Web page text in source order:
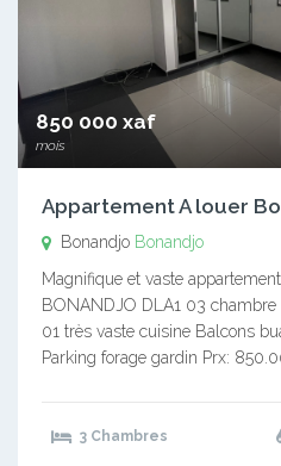
850 000 xaf
mois
Appartement A louer
Bonandjo Bonandjo
Magnifique et vaste
BONANDJO DLA1 03
01 très vaste cuisine Balcons
Parking forage gardin Prx:
3 Chambres